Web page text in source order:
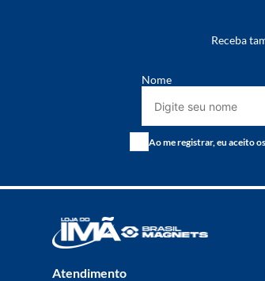
Receba
Nome
Ao me registrar, eu aceito os
Atendimento